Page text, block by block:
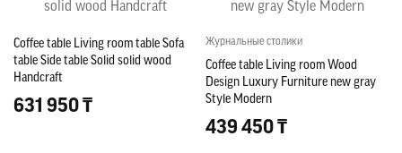
Coffee table Living room table Sofa
table Side table Solid solid wood
Handcraft
631 950 ₸
Журнальные столики
Coffee table Living room Wood
Design Luxury Furniture new gray
Style Modern
439 450 ₸